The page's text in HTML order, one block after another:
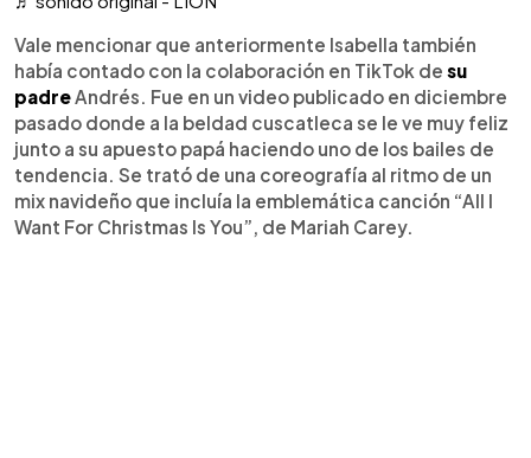
Vale mencionar que anteriormente Isabella también
había contado con la colaboración en TikTok de su
padreAndrés. Fue en un video publicado en diciembre
pasado donde a la beldad cuscatleca se le ve muy feliz
junto a su apuesto papá haciendo uno de los bailes de
tendencia. Se trató de una coreografía al ritmo de un
mix navideño que incluía la emblemática canción “All I
Want For Christmas Is You”, de Mariah Carey.